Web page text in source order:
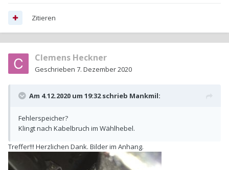
Zitieren
Clemens Heckner
Geschrieben 7. Dezember 2020
Am 4.12.2020 um 19:32 schrieb Mankmil:
Fehlerspeicher?
Klingt nach Kabelbruch im Wählhebel.
Treffer!!! Herzlichen Dank. Bilder im Anhang.